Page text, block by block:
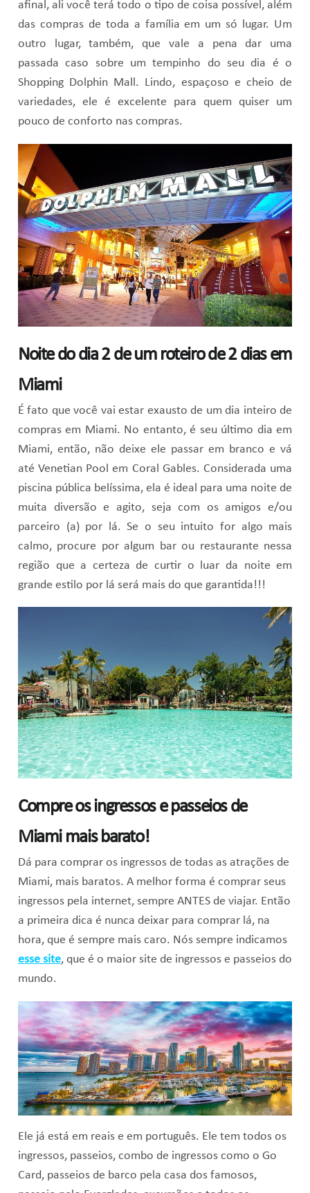
afinal, ali você terá todo o tipo de coisa possível, além
das compras de toda a família em um só lugar. Um
outro lugar, também, que vale a pena dar uma
passada caso sobre um tempinho do seu dia é o
Shopping Dolphin Mall. Lindo, espaçoso e cheio de
variedades, ele é excelente para quem quiser um
pouco de conforto nas compras.
Noite do dia 2 de um roteiro de 2 dias em
Miami
É fato que você vai estar exausto de um dia inteiro de
compras em Miami. No entanto, é seu último dia em
Miami, então, não deixe ele passar em branco e vá
até Venetian Pool em Coral Gables. Considerada uma
piscina pública belíssima, ela é ideal para uma noite de
muita diversão e agito, seja com os amigos e/ou
parceiro (a) por lá. Se o seu intuito for algo mais
calmo, procure por algum bar ou restaurante nessa
região que a certeza de curtir o luar da noite em
grande estilo por lá será mais do que garantida!!!
Compre os ingressos e passeios de
Miami mais barato!
Dá para comprar os ingressos de todas as atrações de
Miami, mais baratos. A melhor forma é comprar seus
ingressos pela internet, sempre ANTES de viajar. Então
a primeira dica é nunca deixar para comprar lá, na
hora, que é sempre mais caro. Nós sempre indicamos
esse site, que é o maior site de ingressos e passeios do
mundo.
Ele já está em reais e em português. Ele tem todos os
ingressos, passeios, combo de ingressos como o Go
Card, passeios de barco pela casa dos famosos,